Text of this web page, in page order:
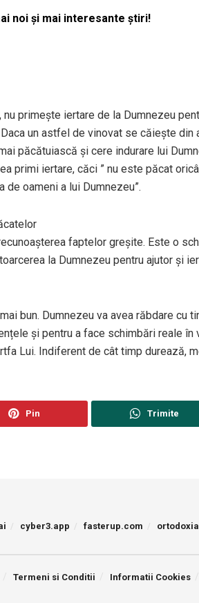
noi și mai interesante știri!
primește iertare de la Dumnezeu
un astfel de vinovat se căiește din
păcătuiască și cere indurare lui
primi iertare, căci ” nu este păcat
oameni a lui Dumnezeu”.
faptelor greșite. Este o
la Dumnezeu pentru ajutor și
bun. Dumnezeu va avea răbdare cu
și pentru a face schimbări reale în
Lui. Indiferent de cât timp durează,
Pin Trimite
cyber3.app fasterup.com
Termeni si Conditii Informatii Cookies